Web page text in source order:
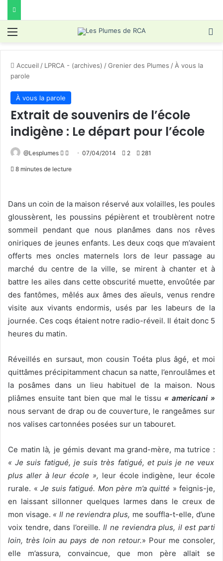
Menu
Accueil / LPRCA - (archives) /Grenier des Plumes / À vous la
parole
À vous la parole
Extrait de souvenirs de l’école
indigène : Le départ pour l’école
@Lesplumes
Follow
Envoyer07/04/2014 2 281
8 minutes de lecture
Dans un coin de la maison réservé aux volailles, les poules
gloussèrent, les poussins pépièrent et troublèrent notre
sommeil pendant que nous planâmes dans nos rêves
oniriques de jeunes enfants. Les deux coqs que m’avaient
offerts mes oncles maternels lors de leur passage au
marché du centre de la ville, se mirent à chanter et à
battre les ailes dans cette obscurité muette, envoûtée par
des fantômes, mêlés aux âmes des aïeuls, venus rendre
visite aux vivants endormis, usés par les labeurs de la
journée. Ces coqs étaient notre radio-réveil. Il était donc 5
heures du matin.
Réveillés en sursaut, mon cousin Toéta plus âgé, et moi
quittâmes précipitamment chacun sa natte, l’enroulâmes et
la posâmes dans un lieu habituel de la maison. Nous
pliâmes ensuite tant bien que mal le tissu « americani »
nous servant de drap ou de couverture, le rangeâmes sur
nos valises cartonnées posées sur un tabouret.
Ce matin là, je gémis devant ma grand-mère, ma tutrice :
« Je suis fatigué, je suis très fatigué, et puis je ne veux
plus aller à leur école », leur école indigène, leur école
rurale. « Je suis fatigué. Mon père m’a quitté » feignis-je,
en laissant sillonner quelques larmes dans le creux de
mon visage. « Il ne reviendra plus, me souffla-t-elle, d’une
voix tendre, dans l’oreille. Il ne reviendra plus, il est parti
loin, très loin au pays de non retour.» Pour me consoler,
elle m’assura, convaincue, que mon père allait se